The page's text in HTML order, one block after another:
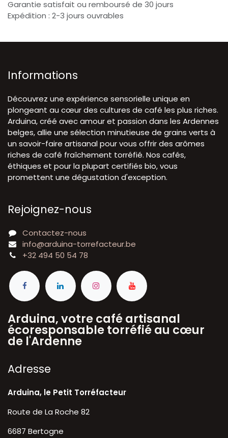
Garantie satisfait ou remboursé de 30 jours
Expédition : 2-3 jours ouvrables
Informations
Découvrez une expérience sensorielle unique en
plongeant au cœur des cultures de café les plus riches.
Arduina, créé avec amour et passion dans les Ardennes
belges, allie une sélection minutieuse de grains verts à
un savoir-faire artisanal pour vous offrir des arômes
riches de café fraîchement torréfié. Nos cafés,
éthiques et pour la plupart certifiés bio, vous
promettent une dégustation d'exception.
Rejoignez-nous
Contactez-nous
info@arduina-torrefacteur.be
+32 494 50 54 78
Arduina, votre café artisanal
écoresponsable torréfié au cœur
de l'Ardenne
A​dresse
Arduina, le Petit Torréfacteur
Route de La Roche 82
6687 Bertogne